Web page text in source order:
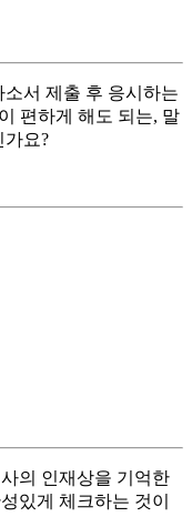
서 제출 후 응시하는
편하게 해도 되는, 말
가요?
의 인재상을 기억한
있게 체크하는 것이